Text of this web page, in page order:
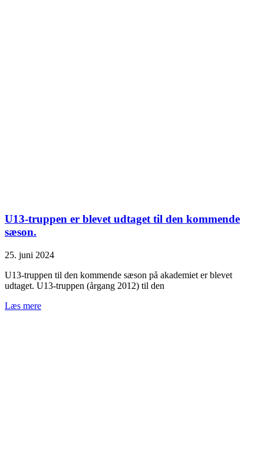
U13-truppen er blevet udtaget til den kommende
sæson.
25. juni 2024
U13-truppen til den kommende sæson på akademiet er blevet
udtaget. U13-truppen (årgang 2012) til den
Læs mere